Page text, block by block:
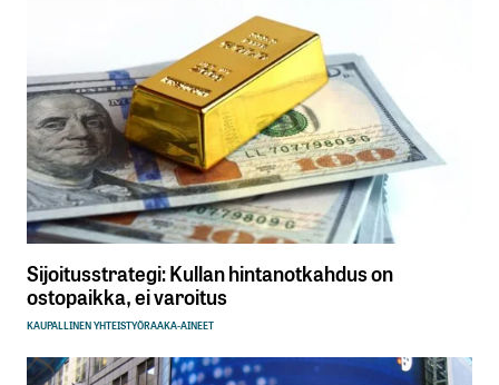
Sijoitusstrategi: Kullan hintanotkahdus on
ostopaikka, ei varoitus
KAUPALLINEN YHTEISTYÖRAAKA-AINEET